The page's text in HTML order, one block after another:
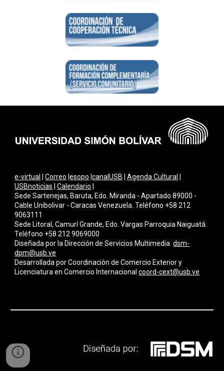
e-virtual |Correo |esopo |canalUSB |Agenda Cultural
USBnoticias |Calendario
Sede Sartenejas, Baruta, Edo. Miranda - Apartado 89000 -
Cable Unibolivar - Caracas Venezuela. Teléfono +58 212
9063111
Sede Litoral, Camurí Grande, Edo. Vargas Parroquia Naiguatá.
Teléfono +58 212 9069000
Diseñada por la Dirección de Servicios Multimediadsm-
dpm@usb.ve
Desarrollada porCoordinación de Comercio Exterior y
Licenciatura en Comercio Internacionalcoord-cext@usb.ve